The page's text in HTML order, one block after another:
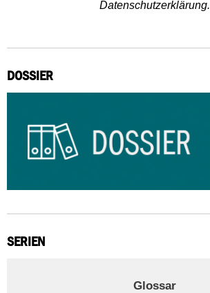
Datenschutzerklärung.
DOSSIER
SERIEN
Glossar